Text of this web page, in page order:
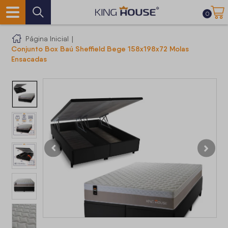
0
Página Inicial |
Conjunto Box Baú Sheffield Bege 158x198x72 Molas
Ensacadas